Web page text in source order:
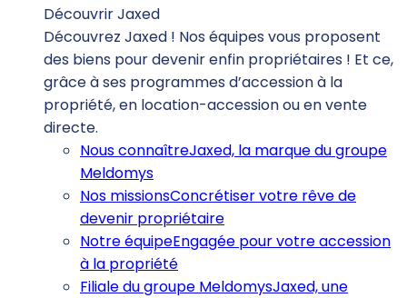
Découvrir Jaxed
Découvrez Jaxed ! Nos équipes vous proposent
des biens pour devenir enfin propriétaires ! Et ce,
grâce à ses programmes d’accession à la
propriété, en location-accession ou en vente
directe.
Nous connaîtreJaxed, la marque du groupe
Meldomys
Nos missionsConcrétiser votre rêve de
devenir propriétaire
Notre équipeEngagée pour votre accession
à la propriété
Filiale du groupe MeldomysJaxed, une